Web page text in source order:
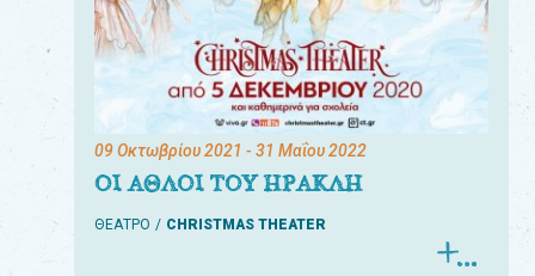
09 Οκτωβρίου 2021 - 31 Μαΐου 2022
ΟΙ ΑΘΛΟΙ ΤΟΥ ΗΡΑΚΛΗ
ΘΕΑΤΡΟ CHRISTMAS THEATER